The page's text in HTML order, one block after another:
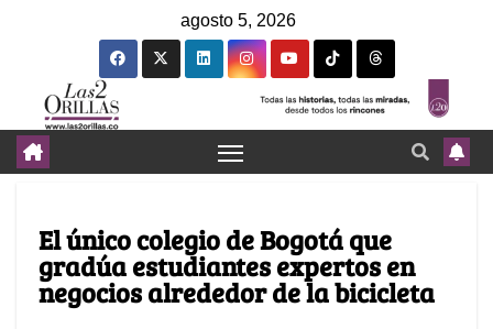
agosto 5, 2026
El único colegio de Bogotá que
gradúa estudiantes expertos en
negocios alrededor de la bicicleta